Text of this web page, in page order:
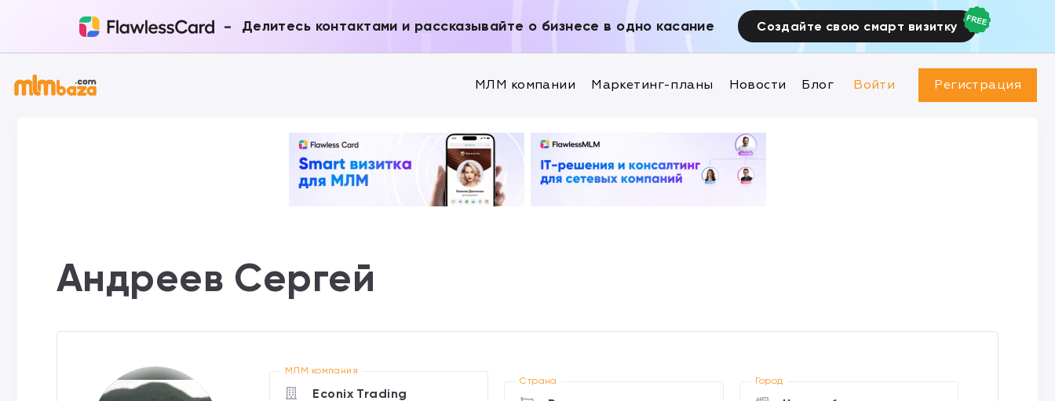
- Делитесь контактами и рассказывайте о бизнесе в одно касание Создайте свою смарт визитку
МЛМ компании Маркетинг-планы Новости Блог Войти Регистрация
Андреев Сергей
МЛМ компания
Econix Trading
Страна Город